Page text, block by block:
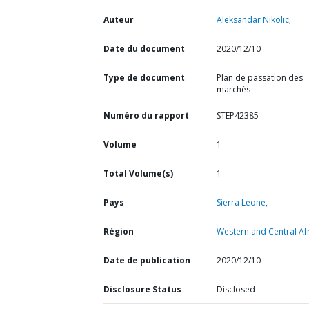
Auteur Aleksandar Nikolic;
Date du document 2020/12/10
Type de document
Plan de passation des
marchés
Numéro du rapport STEP42385
Volume 1
Total Volume(s) 1
Pays Sierra Leone,
Région Western and Central
Date de publication 2020/12/10
Disclosure Status Disclosed